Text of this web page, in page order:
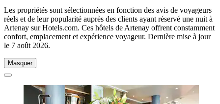
Les propriétés sont sélectionnées en fonction des avis de voyageurs
réels et de leur popularité auprès des clients ayant réservé une nuit à
Artenay sur Hotels.com. Ces hôtels de Artenay offrent constamment
confort, emplacement et expérience voyageur. Dernière mise à jour
le 7 août 2026.
Masquer